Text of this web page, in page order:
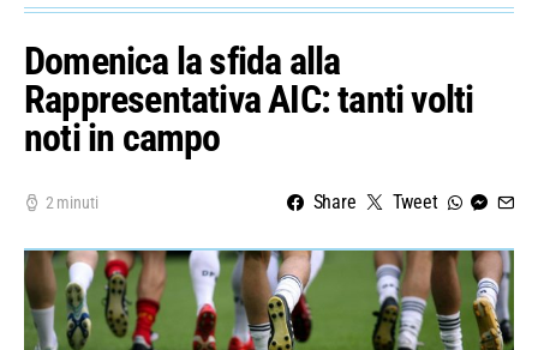
Domenica la sfida alla
Rappresentativa AIC: tanti volti
noti in campo
2 minuti Share Tweet